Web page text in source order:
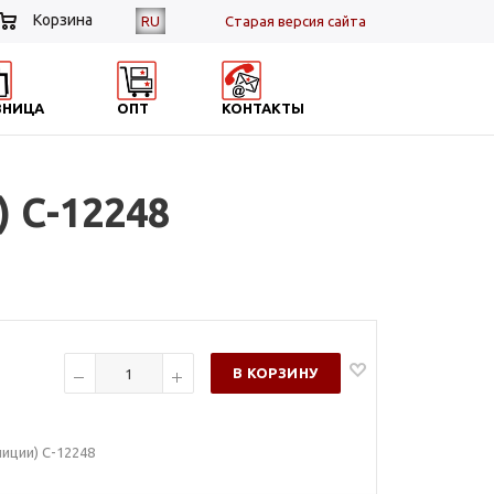
RU Cтарая версия сайта
Корзина
ОПТ КОНТАКТЫ
12248
В КОРЗИНУ
С-12248